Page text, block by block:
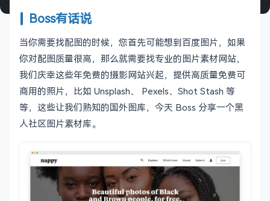
Boss有话说
当你需要找配图的时候，您首先可能想到百度图片，如果
你对配图质量很高，那么就需要找专业的图片素材网站，
我们庆幸这些年免费的摄影网站兴起，提供高质量免费可
商用的照片，比如 Unsplash、 Pexels、Shot Stash 等
等，这些让我们熟知的国外图库，今天 Boss 分享一个黑
人社区图片素材库。